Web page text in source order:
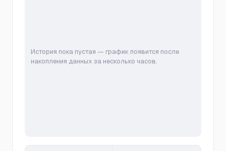
История пока пустая — график появится после
накопления данных за несколько часов.